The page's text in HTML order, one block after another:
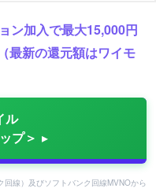
ン加入で最大15,000円
最新の還元額はワイモ
ル
プ＞
線）及びソフトバンク回線MVNOから